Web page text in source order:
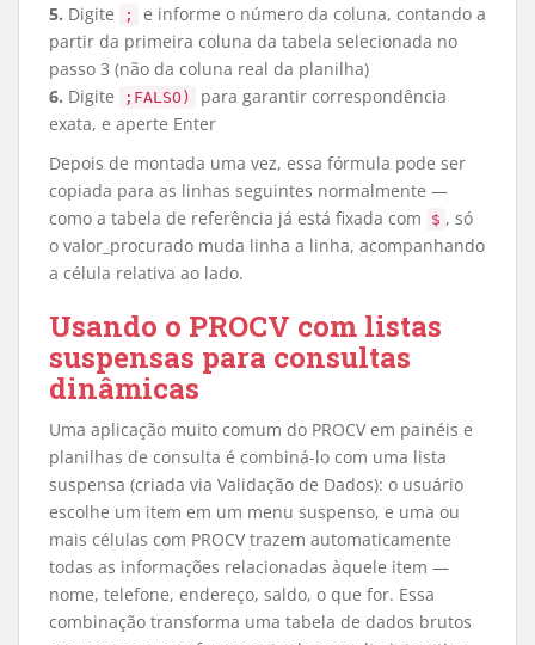
5. Digite ;
e informe o número da coluna, contando a
partir da primeira coluna da tabela selecionada no
passo 3 (não da coluna real da planilha)
6. Digite ;FALSO)
para garantir correspondência
exata, e aperte Enter
Depois de montada uma vez, essa fórmula pode ser
copiada para as linhas seguintes normalmente —
como a tabela de referência já está fixada com
$ , só
o valor_procurado muda linha a linha, acompanhando
a célula relativa ao lado.
Usando o PROCV com listas
suspensas para consultas
dinâmicas
Uma aplicação muito comum do PROCV em painéis e
planilhas de consulta é combiná-lo com uma lista
suspensa (criada via Validação de Dados): o usuário
escolhe um item em um menu suspenso, e uma ou
mais células com PROCV trazem automaticamente
todas as informações relacionadas àquele item —
nome, telefone, endereço, saldo, o que for. Essa
combinação transforma uma tabela de dados brutos